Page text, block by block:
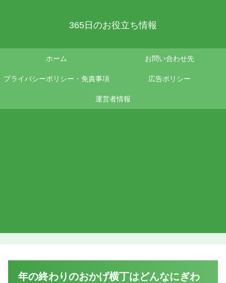
365日のお役立ち情報
ホーム お問い合わせ先
プライバシーポリシー・免責事項 広告ポリシー
運営者情報
年の終わりのおかげ横丁はどんなにぎわ